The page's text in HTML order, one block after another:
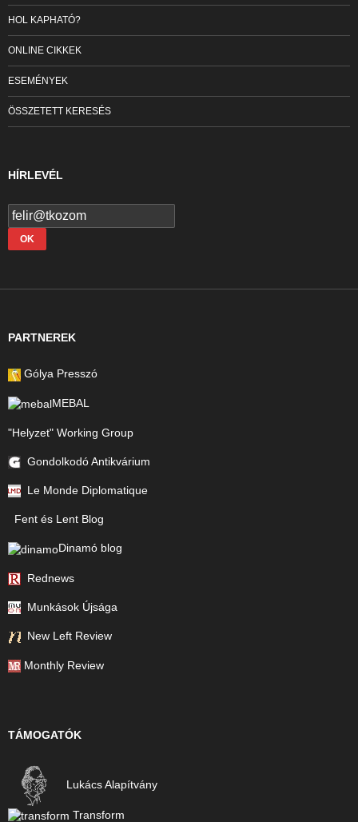
HOL KAPHATÓ?
ONLINE CIKKEK
ESEMÉNYEK
ÖSSZETETT KERESÉS
HÍRLEVÉL
PARTNEREK
Gólya Presszó
MEBAL
"Helyzet" Working Group
Gondolkodó Antikvárium
Le Monde Diplomatique
Fent és Lent Blog
Dinamó blog
Rednews
Munkások Újsága
New Left Review
Monthly Review
TÁMOGATÓK
Lukács Alapítvány
Transform